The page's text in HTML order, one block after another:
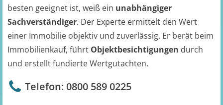
besten geeignet ist, weiß ein unabhängiger
Sachverständiger. Der Experte ermittelt den Wert
einer Immobilie objektiv und zuverlässig. Er berät beim
Immobilienkauf, führt Objektbesichtigungen durch
und erstellt fundierte Wertgutachten.
Telefon: 0800 589 0225